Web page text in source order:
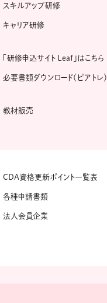
スキルアップ研修
キャリア研修
「研修申込サイト Leaf」はこちら
必要書類ダウンロード（ピアトレ）
教材販売
CDA資格更新ポイント一覧表
各種申請書類
法人会員企業